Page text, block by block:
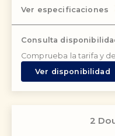
Ver especificaciones
Consulta
Comprueba la tarifa y
Ver disponibilidad
2